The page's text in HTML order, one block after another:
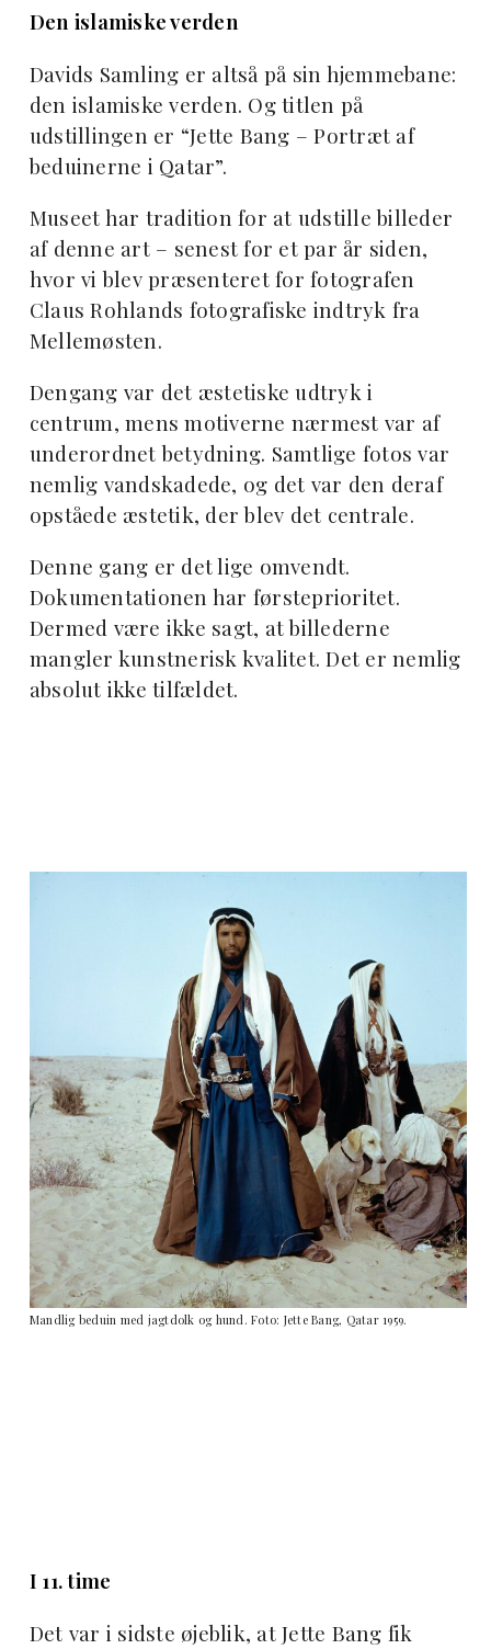
Den islamiske verden
Davids Samling er altså på sin hjemmebane:
den islamiske verden. Og titlen på
udstillingen er “Jette Bang – Portræt af
beduinerne i Qatar”.
Museet har tradition for at udstille billeder
af denne art – senest for et par år siden,
hvor vi blev præsenteret for fotografen
Claus Rohlands fotografiske indtryk fra
Mellemøsten.
Dengang var det æstetiske udtryk i
centrum, mens motiverne nærmest var af
underordnet betydning. Samtlige fotos var
nemlig vandskadede, og det var den deraf
opståede æstetik, der blev det centrale.
Denne gang er det lige omvendt.
Dokumentationen har førsteprioritet.
Dermed være ikke sagt, at billederne
mangler kunstnerisk kvalitet. Det er nemlig
absolut ikke tilfældet.
Mandlig beduin med jagtdolk og hund. Foto: Jette Bang, Qatar 1959.
I 11. time
Det var i sidste øjeblik, at Jette Bang fik